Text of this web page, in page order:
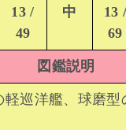
13 /
49
中
13 /
69
図鑑説明
巡洋艦、球磨型